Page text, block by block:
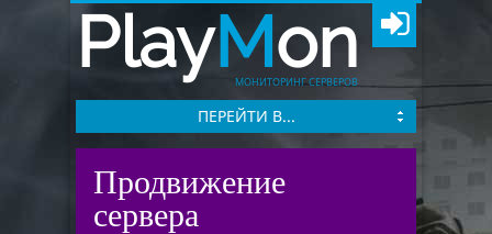
PlayMon
МОНИТОРИНГ СЕРВЕРОВ
ПЕРЕЙТИ В...
Продвижение
сервера